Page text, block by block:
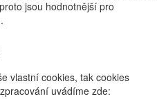
jsou hodnotnější pro
vlastní cookies, tak cookies
uvádíme zde: